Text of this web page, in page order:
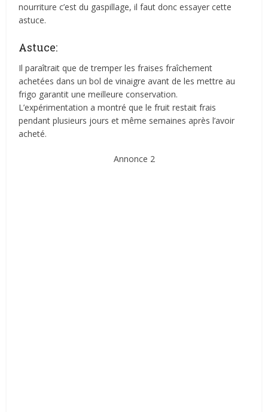
nourriture c’est du gaspillage, il faut donc essayer cette
astuce.
Astuce:
Il paraîtrait que de tremper les fraises fraîchement
achetées dans un bol de vinaigre avant de les mettre au
frigo garantit une meilleure conservation.
L’expérimentation a montré que le fruit restait frais
pendant plusieurs jours et même semaines après l’avoir
acheté.
Annonce 2